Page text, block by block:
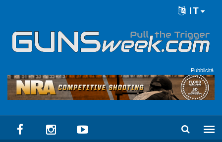
IT
Pubblicità